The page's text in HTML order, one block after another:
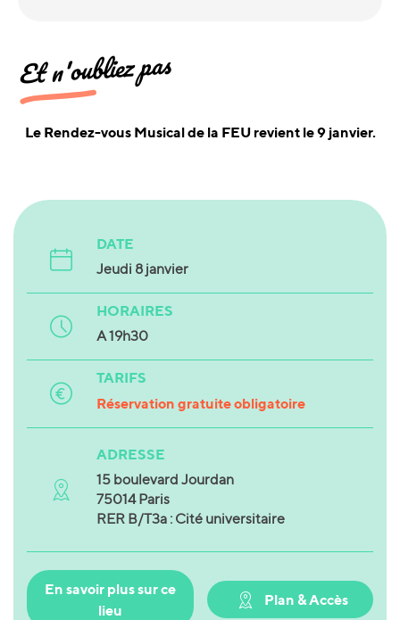
Et n'oubliez pas
Le Rendez-vous Musical de la FEU revient le 9 janvier.
DATE
Jeudi 8 janvier
HORAIRES
A 19h30
TARIFS
Réservation gratuite obligatoire
ADRESSE
15 boulevard Jourdan
75014 Paris
RER B/T3a : Cité universitaire
En savoir plus sur ce
lieu
Plan & Accès